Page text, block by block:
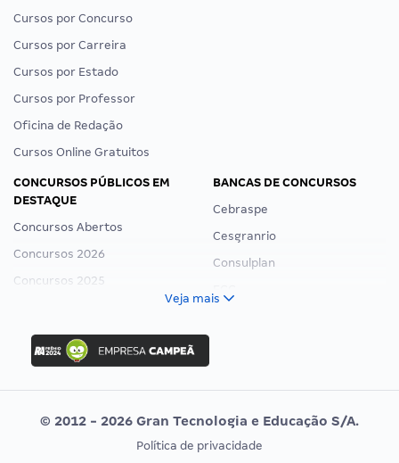
Cursos por Concurso
Cursos por Carreira
Cursos por Estado
Cursos por Professor
Oficina de Redação
Cursos Online Gratuitos
CONCURSOS PÚBLICOS EM
DESTAQUE
Concursos Abertos
Concursos 2026
Concursos 2025
Concurso Ibama
Concurso MPU
Editais publicados
BANCAS DE CONCURSOS
Cebraspe
Cesgranrio
Consulplan
Vunesp
CONCURSOS POR PROFISSÃO EXAME DE ORDEM
Veja mais
© 2012 - 2026 Gran Tecnologia e Educação S/A.
Política de privacidade